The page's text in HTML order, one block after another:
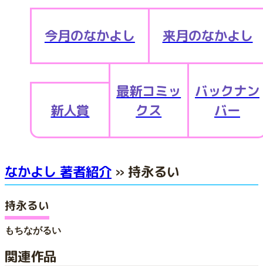
今月のなかよし 来月のなかよし
新人賞
最新コミッ
クス
バックナン
バー
なかよし 著者紹介 » 持永るい
持永るい
もちながるい
関連作品